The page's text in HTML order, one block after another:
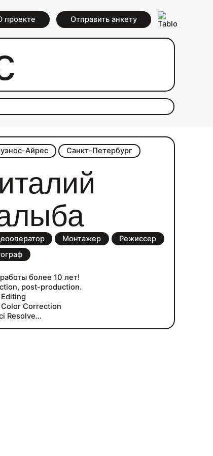
проекте Отправить анкету
Айрес Санкт-Петербург
Монтажер
Режиссер
более 10 лет!
post-production.
Correction
Resolve